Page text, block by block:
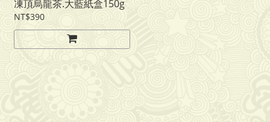
凍頂烏龍茶.大藍紙盒150g
NT$390